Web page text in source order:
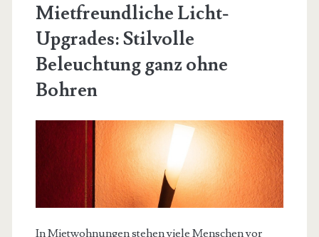
Mietfreundliche Licht-
Upgrades: Stilvolle
Beleuchtung ganz ohne
Bohren
In Mietwohnungen stehen viele Menschen vor